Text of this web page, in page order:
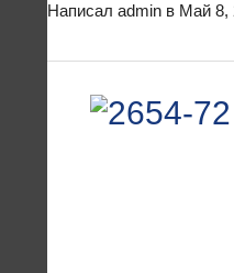
Написал admin в Май 8,